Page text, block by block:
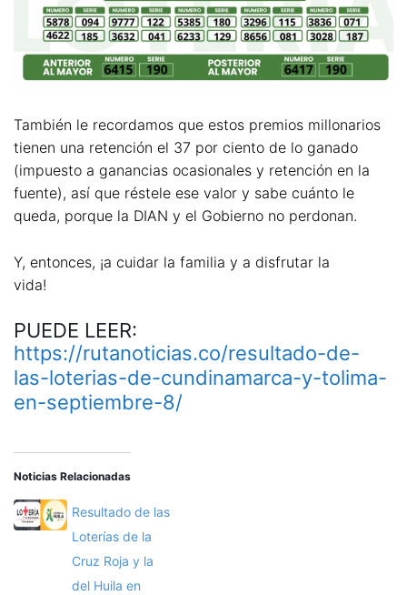
También le recordamos que estos premios millonarios
tienen una retención el 37 por ciento de lo ganado
(impuesto a ganancias ocasionales y retención en la
fuente), así que réstele ese valor y sabe cuánto le
queda, porque la DIAN y el Gobierno no perdonan.
Y, entonces, ¡a cuidar la familia y a disfrutar la
vida!
PUEDE LEER:
https://rutanoticias.co/resultado-de-
las-loterias-de-cundinamarca-y-tolima-
en-septiembre-8/
Noticias Relacionadas
Resultado de las
Loterías de la
Cruz Roja y la
del Huila en